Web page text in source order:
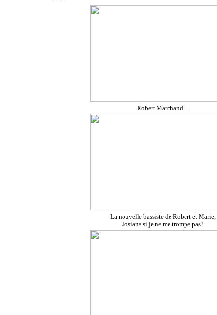
Robert Marchand....
La nouvelle bassiste de Robert et Marie,
Josiane si je ne me trompe pas !